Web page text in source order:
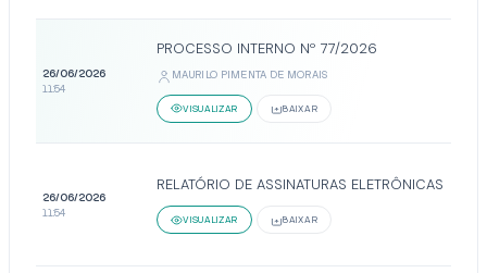
26/06/2026
11:54
PROCESSO INTERNO Nº 77/2026
MAURILO PIMENTA DE MORAIS
VISUALIZAR BAIXAR
26/06/2026
11:54
RELATÓRIO DE ASSINATURAS ELETRÔNICAS
VISUALIZAR BAIXAR